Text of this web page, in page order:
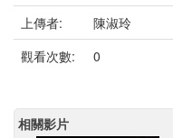
上傳者:
陳淑玲
觀看次數:
0
相關影片